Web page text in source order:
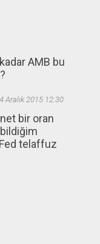
AMB bu
4 Aralık 2015 12:30
bir oran
Fed telaffuz